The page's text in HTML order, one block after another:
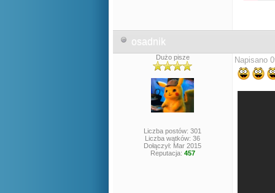
osadnik
Dużo pisze
Liczba postów: 301
Liczba wątków: 36
Dołączył: Mar 2015
Reputacja: 457
Napisano